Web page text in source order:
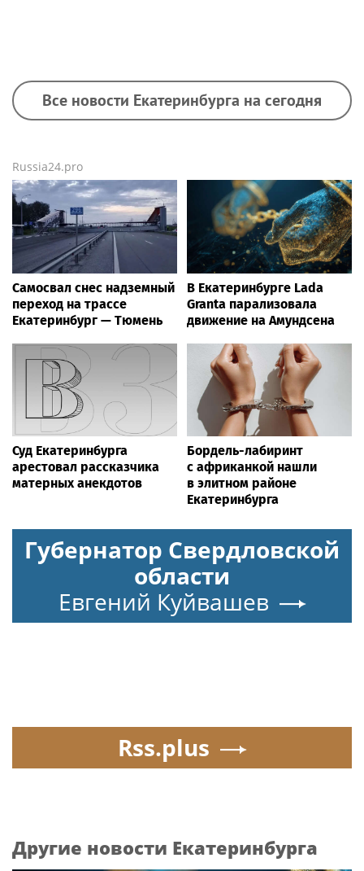
Все новости Екатеринбурга на сегодня
Russia24.pro
Самосвал снес надземный
переход на трассе
Екатеринбург — Тюмень
В Екатеринбурге Lada
Granta парализовала
движение на Амундсена
Суд Екатеринбурга
арестовал рассказчика
матерных анекдотов
Бордель-лабиринт
с африканкой нашли
в элитном районе
Екатеринбурга
Губернатор Свердловской
области
Евгений Куйвашев
Rss.plus
Другие новости Екатеринбурга